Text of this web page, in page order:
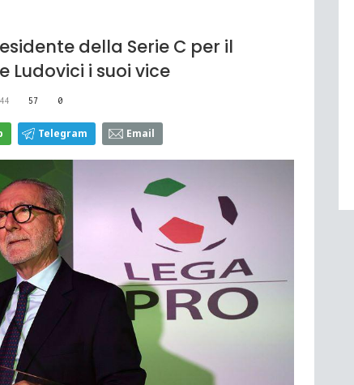
della Serie C per il
Ludovici i suoi vice
57 0
Telegram Email